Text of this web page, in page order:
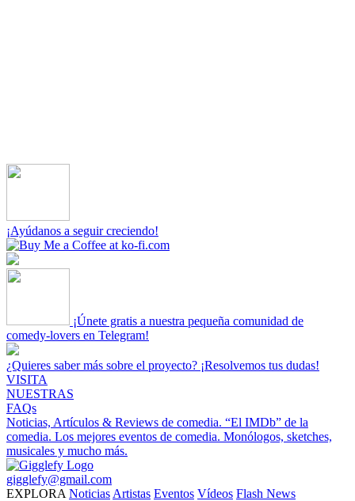
¡Ayúdanos a seguir creciendo!
¡Únete gratis a nuestra pequeña comunidad de
comedy-lovers en Telegram!
¿Quieres saber más sobre el proyecto? ¡Resolvemos tus dudas!
VISITA
NUESTRAS
FAQs
Noticias, Artículos & Reviews de comedia. “El IMDb” de la
comedia. Los mejores eventos de comedia. Monólogos, sketches,
musicales y mucho más.
gigglefy@gmail.com
EXPLORA Noticias Artistas Eventos Vídeos Flash News